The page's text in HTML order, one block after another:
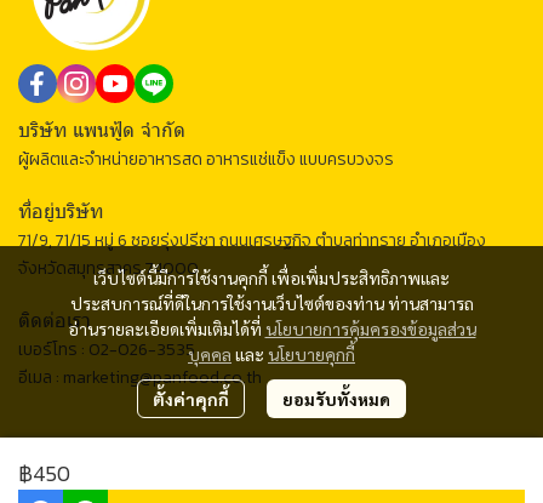
฿450
เว็บไซต์นี้มีการใช้งานคุกกี้ เพื่อเพิ่มประสิทธิภาพและ
ประสบการณ์ที่ดีในการใช้งานเว็บไซต์ของท่าน ท่านสามารถ
อ่านรายละเอียดเพิ่มเติมได้ที่ นโยบายการคุ้มครองข้อมูลส่วน
บุคคล และ นโยบายคุกกี้
ตั้งค่าคุกกี้ ยอมรับทั้งหมด
บริษัท แพนฟู้ด จำกัด
ผู้ผลิตและจำหน่ายอาหารสด อาหารแช่แข็ง แบบครบวงจร
ที่อยู่บริษัท
71/9, 71/15 หมู่ 6 ซอยรุ่งปรีชา ถนนเศรษฐกิจ ตำบลท่าทราย อำเภอเมือง
จังหวัดสมุทรสาคร 74000
ติดต่อเรา
เบอร์โทร : 02-026-3535
อีเมล : marketing@panfood.co.th
ผู้เข้าชมวันนี้858